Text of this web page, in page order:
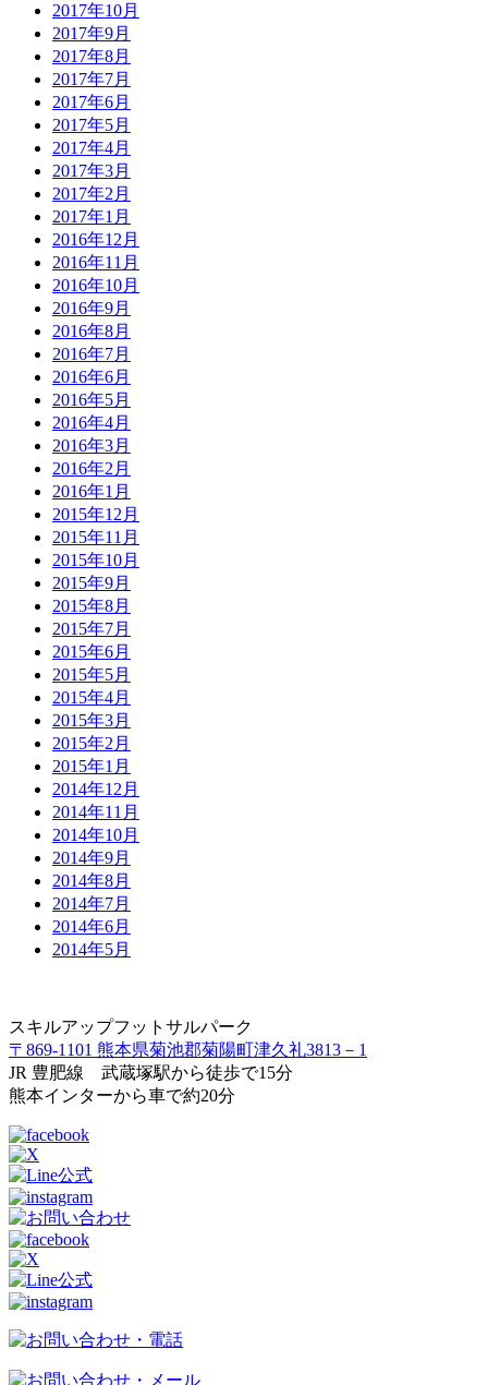
2017年10月
2017年9月
2017年8月
2017年7月
2017年6月
2017年5月
2017年4月
2017年3月
2017年2月
2017年1月
2016年12月
2016年11月
2016年10月
2016年9月
2016年8月
2016年7月
2016年6月
2016年5月
2016年4月
2016年3月
2016年2月
2016年1月
2015年12月
2015年11月
2015年10月
2015年9月
2015年8月
2015年7月
2015年6月
2015年5月
2015年4月
2015年3月
2015年2月
2015年1月
2014年12月
2014年11月
2014年10月
2014年9月
2014年8月
2014年7月
2014年6月
2014年5月
スキルアップフットサルパーク
〒869-1101 熊本県菊池郡菊陽町津久礼3813－1
JR 豊肥線 武蔵塚駅から徒歩で15分
熊本インターから車で約20分